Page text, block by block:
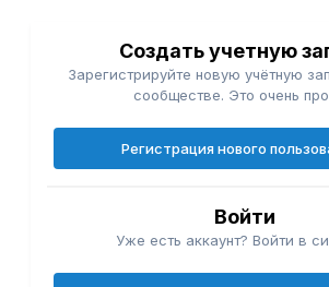
Создать учетную
Зарегистрируйте новую учётную
сообществе. Это очень
Регистрация нового
Войти
Уже есть аккаунт? Войти в